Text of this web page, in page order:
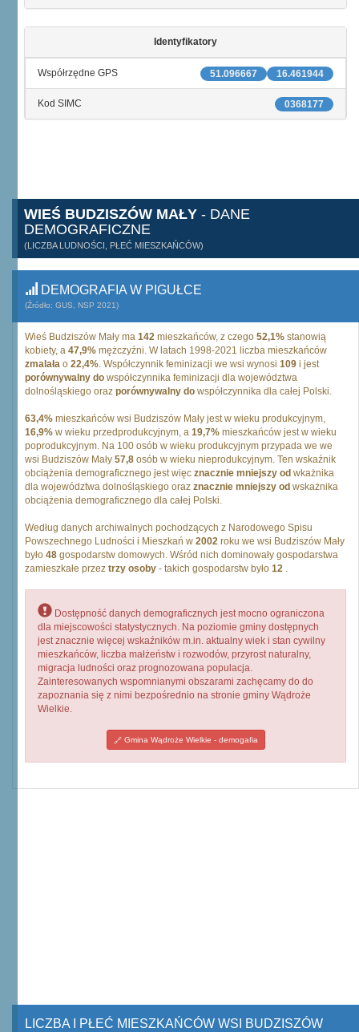
Identyfikatory
16.461944
51.096667
Współrzędne GPS
0368177
Kod SIMC
WIEŚ BUDZISZÓW MAŁY - DANE
DEMOGRAFICZNE
(LICZBA LUDNOŚCI, PŁEĆ MIESZKAŃCÓW)
DEMOGRAFIA W PIGUŁCE
(Źródło: GUS, NSP 2021)
Wieś Budziszów Mały ma 142 mieszkańców, z czego 52,1% stanowią
kobiety, a 47,9% mężczyźni. W latach 1998-2021 liczba mieszkańców
zmalała o 22,4%. Współczynnik feminizacji we wsi wynosi 109 i jest
porównywalny do współczynnika feminizacji dla województwa
dolnośląskiego oraz porównywalny do współczynnika dla całej Polski.
63,4% mieszkańców wsi Budziszów Mały jest w wieku produkcyjnym,
16,9% w wieku przedprodukcyjnym, a 19,7% mieszkańców jest w wieku
poprodukcyjnym. Na 100 osób w wieku produkcyjnym przypada we we
wsi Budziszów Mały 57,8 osób w wieku nieprodukcyjnym. Ten wskaźnik
obciążenia demograficznego jest więc znacznie mniejszy od wkażnika
dla województwa dolnośląskiego oraz znacznie mniejszy od wskażnika
obciążenia demograficznego dla całej Polski.
Według danych archiwalnych pochodzących z Narodowego Spisu
Powszechnego Ludności i Mieszkań w 2002 roku we wsi Budziszów Mały
było 48 gospodarstw domowych. Wśród nich dominowały gospodarstwa
zamieszkałe przez trzy osoby - takich gospodarstw było 12 .
Dostępność danych demograficznych jest mocno ograniczona
dla miejscowości statystycznych. Na poziomie gminy dostępnych
jest znacznie więcej wskaźników m.in. aktualny wiek i stan cywilny
mieszkańców, liczba małżeństw i rozwodów, przyrost naturalny,
migracja ludności oraz prognozowana populacja.
Zainteresowanych wspomnianymi obszarami zachęcamy do do
zapoznania się z nimi bezpośrednio na stronie gminy Wądroże
Wielkie.
Gmina Wądroże Wielkie - demogafia
LICZBA I PŁEĆ MIESZKAŃCÓW WSI BUDZISZÓW